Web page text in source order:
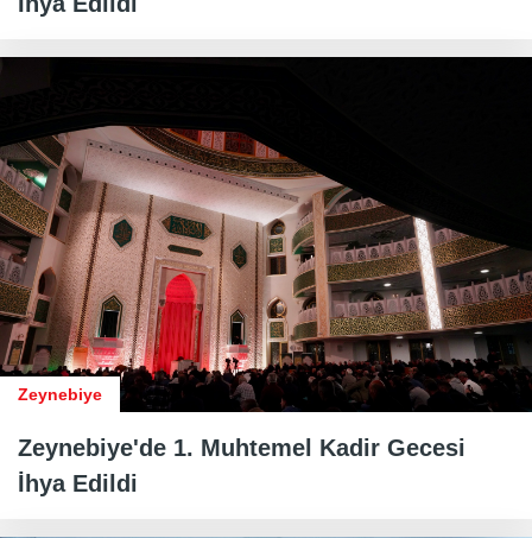
Zeynebiye
Zeynebiye'de 1. Muhtemel Kadir Gecesi
İhya Edildi